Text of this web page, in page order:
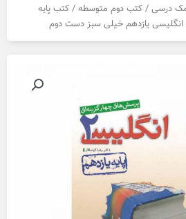
g
r
a
r
a
m
درسی / کتب دوم متوسطه / کتب پایه
یازدهم خیلی سبز دست دوم